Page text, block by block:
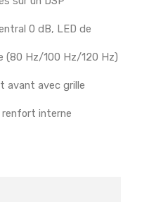
0 dB, LED de
(80 Hz/100 Hz/120 Hz)
avant avec grille
renfort interne